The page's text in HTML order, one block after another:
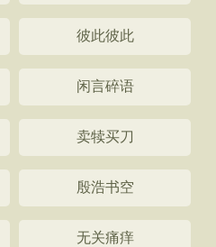
彼此彼此
闲言碎语
卖犊买刀
殷浩书空
无关痛痒